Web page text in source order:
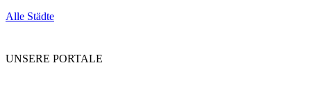
Alle Städte
UNSERE PORTALE